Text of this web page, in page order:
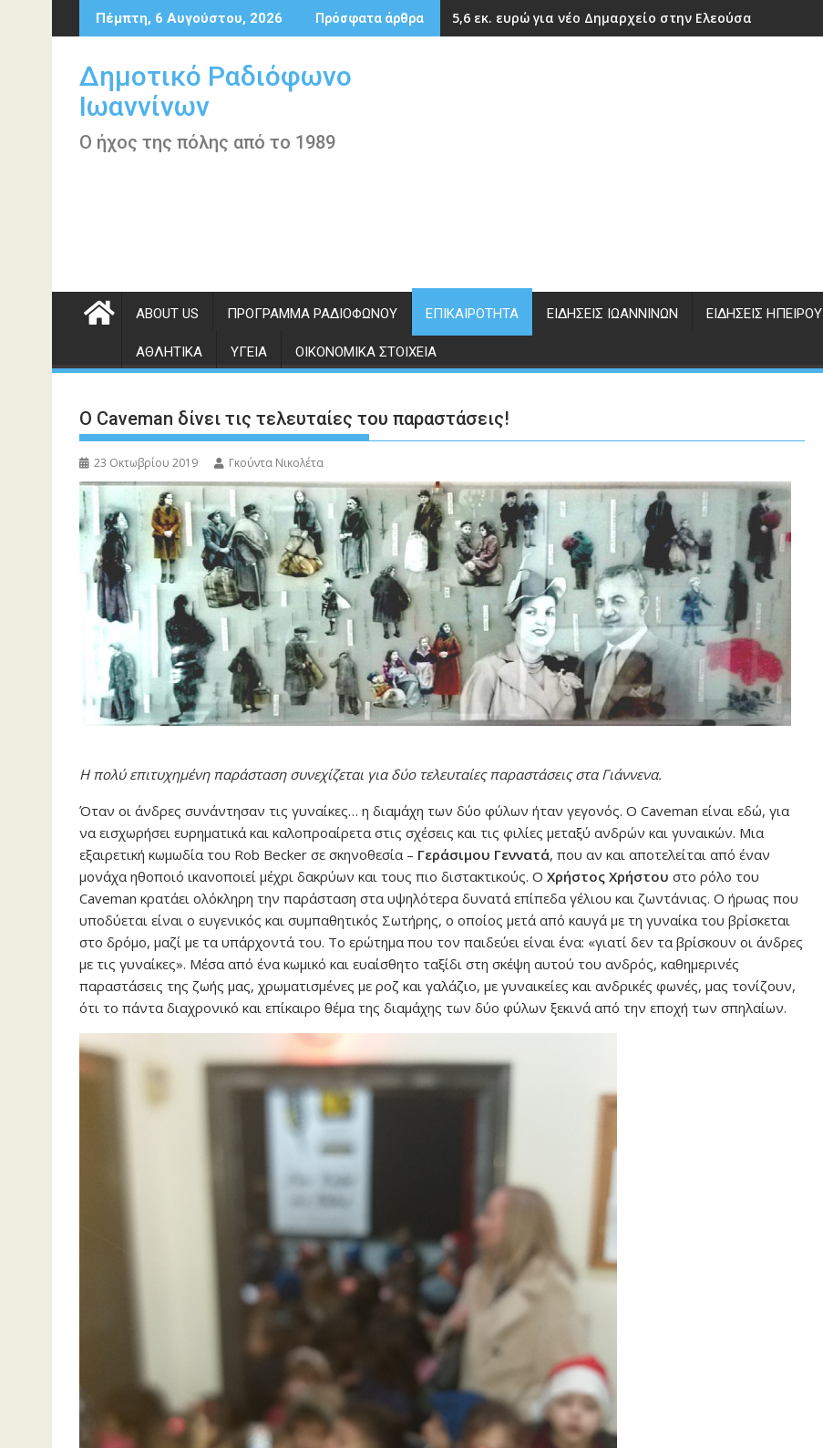
Περάστε
στο
Πέμπτη, 6 Αυγούστου, 2026 Πρόσφατα άρθρα 5,6 εκ. ευρώ για νέο Δημαρχείο στην Ελεούσα
Δημοτικό Ραδιόφωνο
Ιωαννίνων
Ο ήχος της πόλης από το 1989
ABOUT US ΠΡΌΓΡΑΜΜΑ ΡΑΔΙΟΦΏΝΟΥ ΕΠΙΚΑΙΡΌΤΗΤΑ ΕΙΔΉΣΕΙΣ ΙΩΑΝΝΊΝΩΝ ΕΙΔΉΣΕΙΣ ΗΠΕΊΡΟΥ
ΑΘΛΗΤΙΚΆ ΥΓΕΊΑ ΟΙΚΟΝΟΜΙΚΆ ΣΤΟΙΧΕΊΑ
Ο Caveman δίνει τις τελευταίες του παραστάσεις!
23 Οκτωβρίου 2019 Γκούντα Νικολέτα
Η πολύ επιτυχημένη παράσταση συνεχίζεται για δύο τελευταίες παραστάσεις στα Γιάννενα.
Όταν οι άνδρες συνάντησαν τις γυναίκες… η διαμάχη των δύο φύλων ήταν γεγονός. Ο Caveman είναι εδώ, για
να εισχωρήσει ευρηματικά και καλοπροαίρετα στις σχέσεις και τις φιλίες μεταξύ ανδρών και γυναικών. Μια
εξαιρετική κωμωδία του Rob Becker σε σκηνοθεσία – Γεράσιμου Γεννατά, που αν και αποτελείται από έναν
μονάχα ηθοποιό ικανοποιεί μέχρι δακρύων και τους πιο διστακτικούς. Ο Χρήστος Χρήστου στο ρόλο του
Caveman κρατάει ολόκληρη την παράσταση στα υψηλότερα δυνατά επίπεδα γέλιου και ζωντάνιας. Ο ήρωας που
υποδύεται είναι ο ευγενικός και συμπαθητικός Σωτήρης, ο οποίος μετά από καυγά με τη γυναίκα του βρίσκεται
στο δρόμο, μαζί με τα υπάρχοντά του. Το ερώτημα που τον παιδεύει είναι ένα: «γιατί δεν τα βρίσκουν οι άνδρες
με τις γυναίκες». Μέσα από ένα κωμικό και ευαίσθητο ταξίδι στη σκέψη αυτού του ανδρός, καθημερινές
παραστάσεις της ζωής μας, χρωματισμένες με ροζ και γαλάζιο, με γυναικείες και ανδρικές φωνές, μας τονίζουν,
ότι το πάντα διαχρονικό και επίκαιρο θέμα της διαμάχης των δύο φύλων ξεκινά από την εποχή των σπηλαίων.